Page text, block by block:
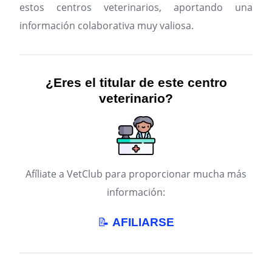
estos centros veterinarios, aportando una
información colaborativa muy valiosa.
¿Eres el titular de este centro
veterinario?
Afíliate a VetClub para proporcionar mucha más
información:
📝 AFILIARSE